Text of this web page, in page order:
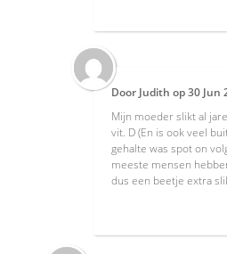
Door Judith op30 Jun
Mijn moeder slikt al
vit. D (En is ook veel
gehalte was spot on
meeste mensen
dus een beetje extra